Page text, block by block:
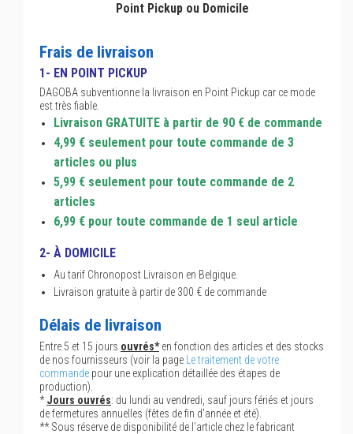
Point Pickup ou Domicile
Frais de livraison
1- EN POINT PICKUP
DAGOBA subventionne la livraison en Point Pickup car ce mode
est très fiable.
Livraison GRATUITE à partir de 90 € de commande
4,99 € seulement pour toute commande de 3
articles ou plus
5,99 € seulement pour toute commande de 2
articles
6,99 € pour toute commande de 1 seul article
2- À DOMICILE
Au tarif Chronopost Livraison en Belgique.
Livraison gratuite à partir de 300 € de commande
Délais de livraison
Entre 5 et 15 jours ouvrés*en fonction des articles et des stocks
de nos fournisseurs (voir la page
Le traitement de votre
commande pour une explication détaillée des étapes de
production).
*Jours ouvrés: du lundi au vendredi, sauf jours fériés et jours
de fermetures annuelles (fêtes de fin d'année et été).
** Sous réserve de disponibilité de l'article chez le fabricant